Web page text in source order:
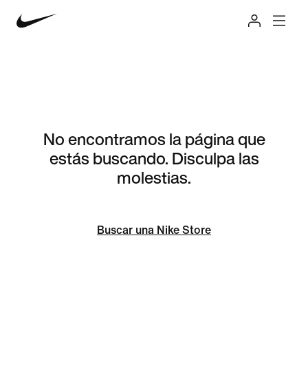
No encontramos la página que
estás buscando. Disculpa las
molestias.
Buscar una Nike Store